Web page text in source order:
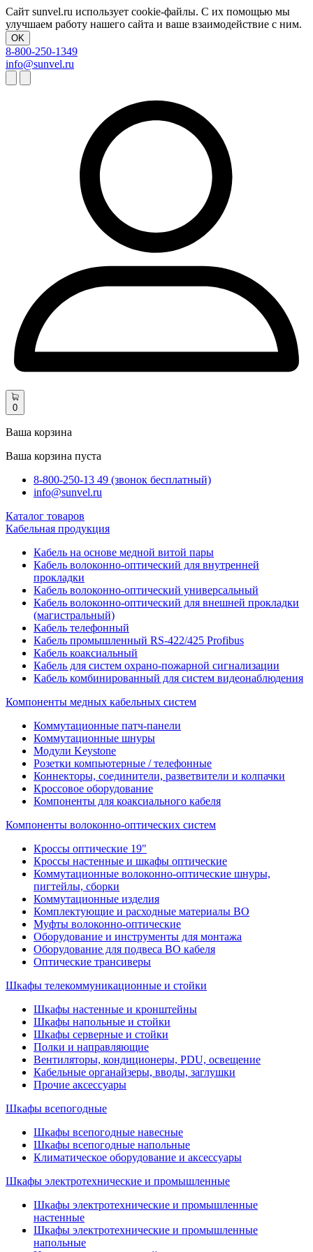
Сайт sunvel.ru использует cookie-файлы. С их помощью мы
улучшаем работу нашего сайта и ваше взаимодействие с ним.
OK
8-800-250-1349
info@sunvel.ru
0
Ваша корзина
Ваша корзина пуста
8-800-250-13 49 (звонок бесплатный)
info@sunvel.ru
Каталог товаров
Кабельная продукция
Кабель на основе медной витой пары
Кабель волоконно-оптический для внутренней
прокладки
Кабель волоконно-оптический универсальный
Кабель волоконно-оптический для внешней прокладки
(магистральный)
Кабель телефонный
Кабель промышленный RS-422/425 Profibus
Кабель коаксиальный
Кабель для систем охрано-пожарной сигнализации
Кабель комбинированный для систем видеонаблюдения
Компоненты медных кабельных систем
Коммутационные патч-панели
Коммутационные шнуры
Модули Keystone
Розетки компьютерные / телефонные
Коннекторы, соединители, разветвители и колпачки
Кроссовое оборудование
Компоненты для коаксиального кабеля
Компоненты волоконно-оптических систем
Кроссы оптические 19"
Кроссы настенные и шкафы оптические
Коммутационные волоконно-оптические шнуры,
пигтейлы, сборки
Коммутационные изделия
Комплектующие и расходные материалы ВО
Муфты волоконно-оптические
Оборудование и инструменты для монтажа
Оборудование для подвеса ВО кабеля
Оптические трансиверы
Шкафы телекоммуникационные и стойки
Шкафы настенные и кронштейны
Шкафы напольные и стойки
Шкафы серверные и стойки
Полки и направляющие
Вентиляторы, кондиционеры, PDU, освещение
Кабельные органайзеры, вводы, заглушки
Прочие аксеcсуары
Шкафы всепогодные
Шкафы всепогодные навесные
Шкафы всепогодные напольные
Климатическое оборудование и аксессуары
Шкафы электротехнические и промышленные
Шкафы электротехнические и промышленные
настенные
Шкафы электротехнические и промышленные
напольные